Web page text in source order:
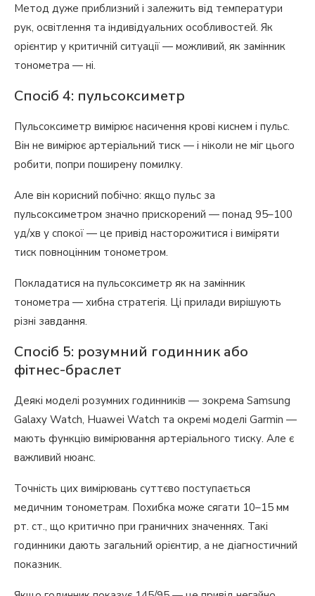
Метод дуже приблизний і залежить від температури
рук, освітлення та індивідуальних особливостей. Як
орієнтир у критичній ситуації — можливий, як замінник
тонометра — ні.
Спосіб 4: пульсоксиметр
Пульсоксиметр вимірює насичення крові киснем і пульс.
Він не вимірює артеріальний тиск — і ніколи не міг цього
робити, попри поширену помилку.
Але він корисний побічно: якщо пульс за
пульсоксиметром значно прискорений — понад 95–100
уд/хв у спокої — це привід насторожитися і виміряти
тиск повноцінним тонометром.
Покладатися на пульсоксиметр як на замінник
тонометра — хибна стратегія. Ці прилади вирішують
різні завдання.
Спосіб 5: розумний годинник або
фітнес-браслет
Деякі моделі розумних годинників — зокрема Samsung
Galaxy Watch, Huawei Watch та окремі моделі Garmin —
мають функцію вимірювання артеріального тиску. Але є
важливий нюанс.
Точність цих вимірювань суттєво поступається
медичним тонометрам. Похибка може сягати 10–15 мм
рт. ст., що критично при граничних значеннях. Такі
годинники дають загальний орієнтир, а не діагностичний
показник.